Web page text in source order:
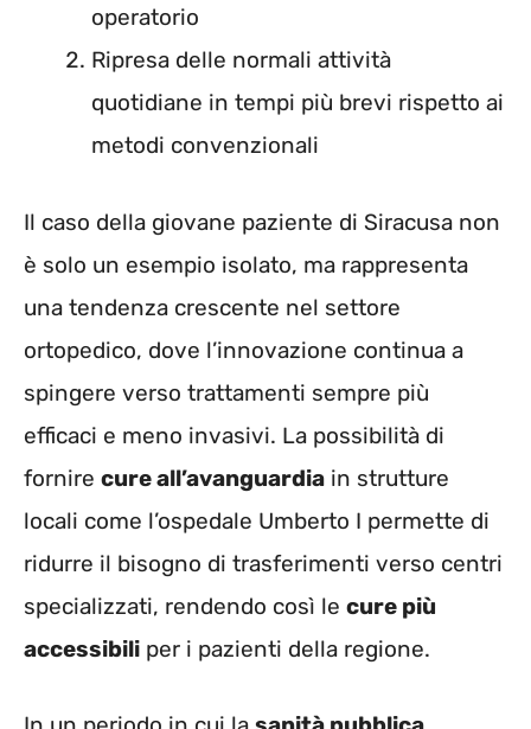
operatorio
Ripresa delle normali attività
quotidiane in tempi più brevi rispetto ai
metodi convenzionali
Il caso della giovane paziente di Siracusa non
è solo un esempio isolato, ma rappresenta
una tendenza crescente nel settore
ortopedico, dove l’innovazione continua a
spingere verso trattamenti sempre più
efficaci e meno invasivi. La possibilità di
fornire cure all’avanguardia in strutture
locali come l’ospedale Umberto I permette di
ridurre il bisogno di trasferimenti verso centri
specializzati, rendendo così le cure più
accessibili per i pazienti della regione.